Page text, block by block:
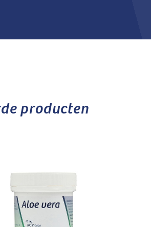
producten